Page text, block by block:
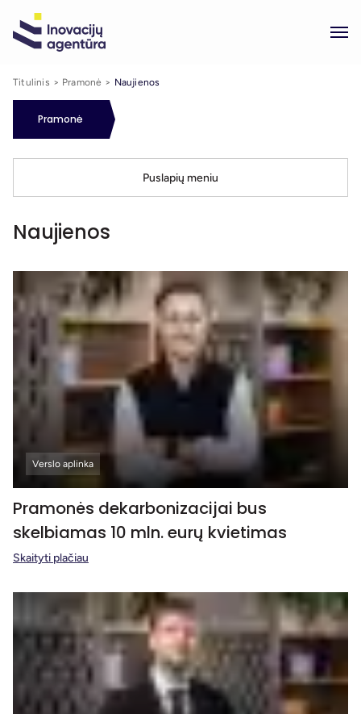
Titulinis Pramonė Naujienos
Pramonė
Puslapių meniu
Naujienos
Verslo aplinka
Pramonės dekarbonizacijai bus
skelbiamas 10 mln. eurų kvietimas
Skaityti plačiau